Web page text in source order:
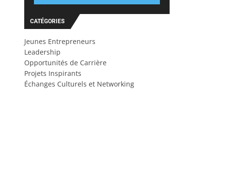
CATÉGORIES
Jeunes Entrepreneurs
Leadership
Opportunités de Carrière
Projets Inspirants
Échanges Culturels et Networking